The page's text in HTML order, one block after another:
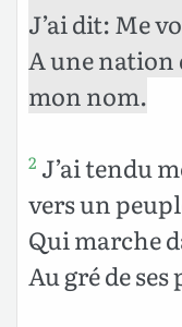
J’ai dit: Me
A une nation
mon nom.
2 J’ai tendu
vers un
Qui marche
Au gré de ses